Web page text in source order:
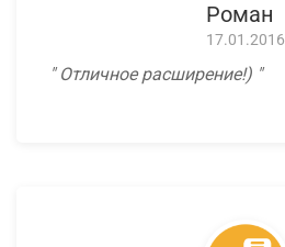
Роман
17.01.2016
Отличное расширение!)